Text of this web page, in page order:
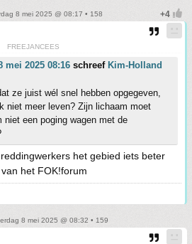
8 mei 2025 @ 08:17 • 158
FREEJANCEES
mei 2025 08:16 schreef Kim-Holland
ze juist wél snel hebben opgegeven,
niet meer leven? Zijn lichaam moet
niet een poging wagen met de
het gebied iets beter
het FOK!forum
8 mei 2025 @ 08:32 • 159